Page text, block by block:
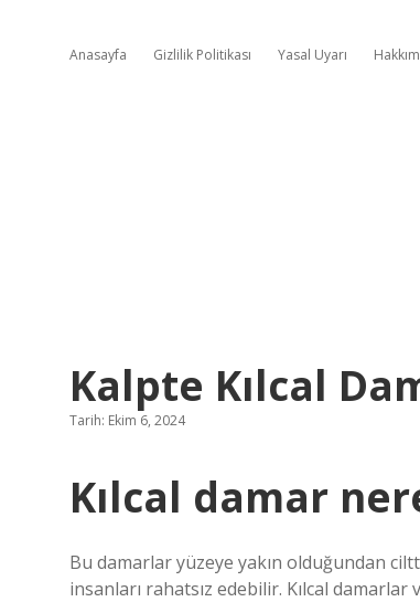
Anasayfa Gizlilik Politikası Yasal Uyarı
Kalpte Kılcal
Tarih: Ekim 6, 2024
Kılcal damar
Bu damarlar yüzeye yakın olduğundan
insanları rahatsız edebilir. Kılcal